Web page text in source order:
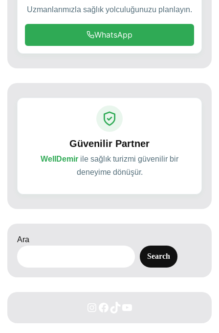
Uzmanlarımızla sağlık yolculuğunuzu planlayın.
WhatsApp
Güvenilir Partner
WellDemir ile sağlık turizmi güvenilir bir
deneyime dönüşür.
Ara
Search